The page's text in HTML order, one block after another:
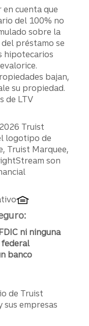
cuenta que
del 100% no
sobre la
préstamo se
hipotecarios
bajan,
su propiedad.
de LTV
Truist
logotipo de
Truist Marquee,
son
ni ninguna
federal
banco
de Truist
empresas